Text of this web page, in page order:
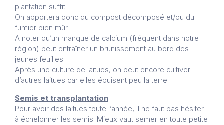
plantation suffit.
On apportera donc du compost décomposé et/ou du
fumier bien mûr.
A noter qu’un manque de calcium (fréquent dans notre
région) peut entraîner un brunissement au bord des
jeunes feuilles.
Après une culture de laitues, on peut encore cultiver
d’autres laitues car elles épuisent peu la terre.
Semis et transplantation
Pour avoir des laitues toute l’année, il ne faut pas hésiter
à échelonner les semis. Mieux vaut semer en toute petite